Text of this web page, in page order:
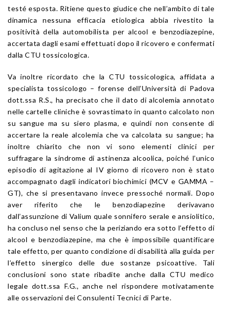
testé esposta. Ritiene questo giudice che nell’ambito di tale
dinamica nessuna efficacia etiologica abbia rivestito la
positività della automobilista per alcool e benzodiazepine,
accertata dagli esami effettuati dopo il ricovero e confermati
dalla CTU tossicologica.
Va inoltre ricordato che la CTU tossicologica, affidata a
specialista tossicologo – forense dell’Università di Padova
dott.ssa R.S., ha precisato che il dato di alcolemia annotato
nelle cartelle cliniche è sovrastimato in quanto calcolato non
su sangue ma su siero plasma, e quindi non consente di
accertare la reale alcolemia che va calcolata su sangue; ha
inoltre chiarito che non vi sono elementi clinici per
suffragare la sindrome di astinenza alcoolica, poiché l’unico
episodio di agitazione al IV giorno di ricovero non è stato
accompagnato dagli indicatori biochimici (MCV e GAMMA –
GT), che si presentavano invece pressoché normali. Dopo
aver riferito che le benzodiapezine derivavano
dall’assunzione di Valium quale sonnifero serale e ansiolitico,
ha concluso nel senso che la periziando era sotto l’effetto di
alcool e benzodiazepine, ma che è impossibile quantificare
tale effetto, per quanto condizione di disabilità alla guida per
l’effetto sinergico delle due sostanze psicoattive. Tali
conclusioni sono state ribadite anche dalla CTU medico
legale dott.ssa F.G., anche nel rispondere motivatamente
alle osservazioni dei Consulenti Tecnici di Parte.